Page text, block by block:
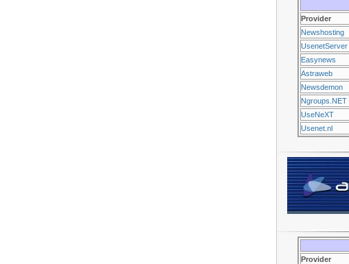
Provider
Newshosting
UsenetServer
Easynews
Astraweb
Newsdemon
Ngroups.NET
UseNeXT
Usenet.nl
Provider